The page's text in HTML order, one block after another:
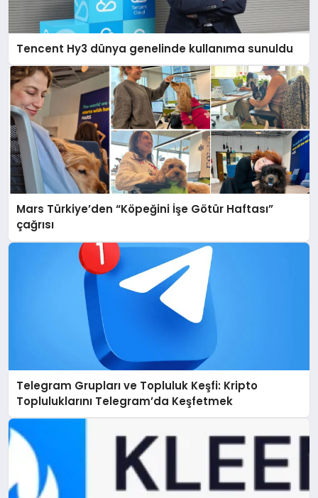
Tencent Hy3 dünya genelinde kullanıma sunuldu
Mars Türkiye’den “Köpeğini İşe Götür Haftası”
çağrısı
Telegram Grupları ve Topluluk Keşfi: Kripto
Topluluklarını Telegram’da Keşfetmek